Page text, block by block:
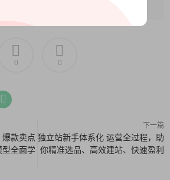
0 0
款卖点
型全面学
下一篇
独立站新手体系化 运营全过程，助
你精准选品、高效建站、快速盈利